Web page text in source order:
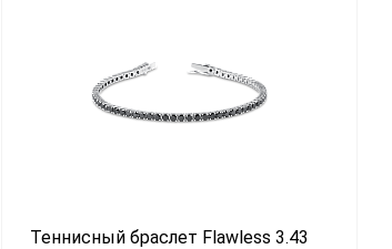
Теннисный браслет Flawless 3.43